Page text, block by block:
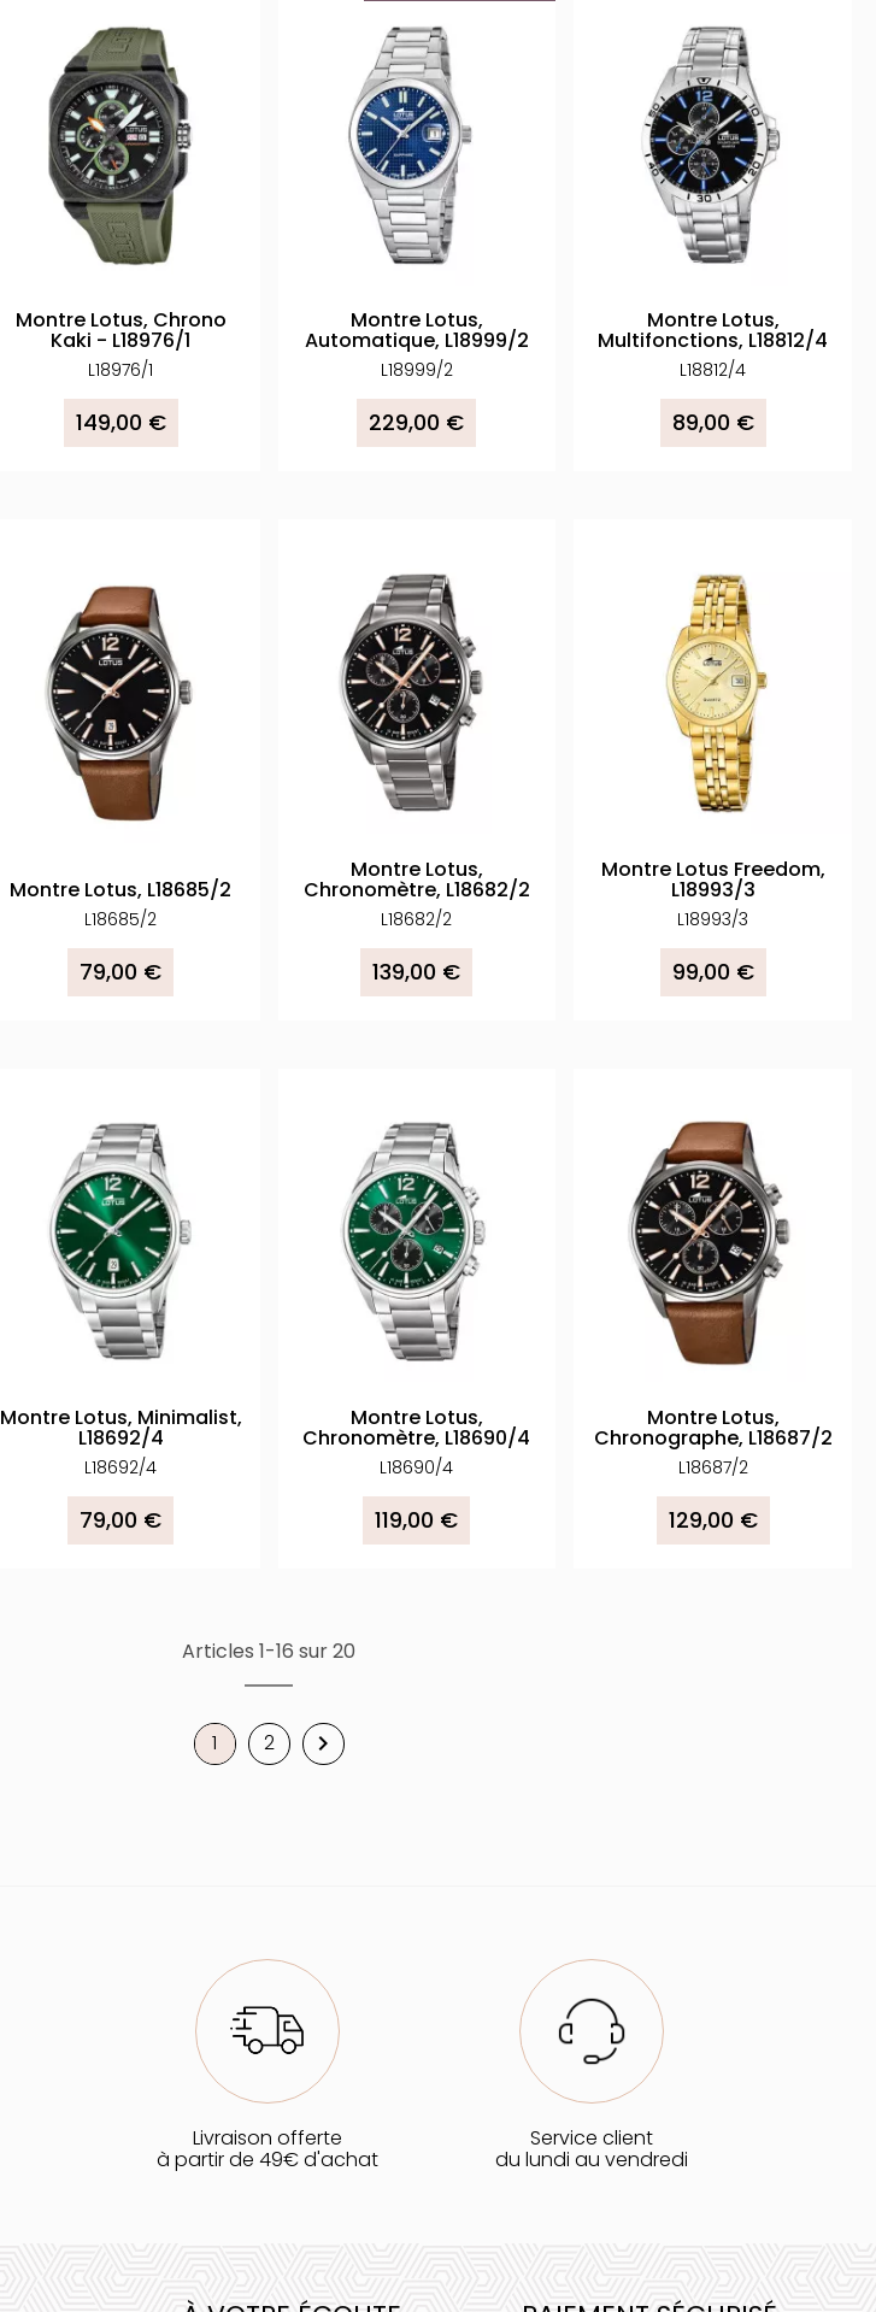
Montre Lotus, Chrono
Kaki - L18976/1
L18976/1
149,00 €
Montre Lotus,
Automatique, L18999/2
L18999/2
229,00 €
Montre Lotus,
Multifonctions, L18812/4
L18812/4
89,00 €
Montre Lotus, L18685/2
L18685/2
79,00 €
Montre Lotus,
Chronomètre, L18682/2
L18682/2
139,00 €
Montre Lotus Freedom,
L18993/3
L18993/3
99,00 €
Montre Lotus, Minimalist,
L18692/4
L18692/4
79,00 €
Montre Lotus,
Chronomètre, L18690/4
L18690/4
119,00 €
Montre Lotus,
Chronographe, L18687/2
L18687/2
129,00 €
Articles 1-16 sur 20
1 2 
Livraison offerte
à partir de 49€ d'achat
Service client
du lundi au vendredi